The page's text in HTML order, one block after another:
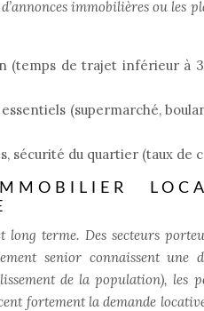
immobilières ou les
(temps de trajet inférieur à
(supermarché,
sécurité du quartier (taux de
terme. Des secteurs
senior connaissent une
de la population), les
fortement la demande